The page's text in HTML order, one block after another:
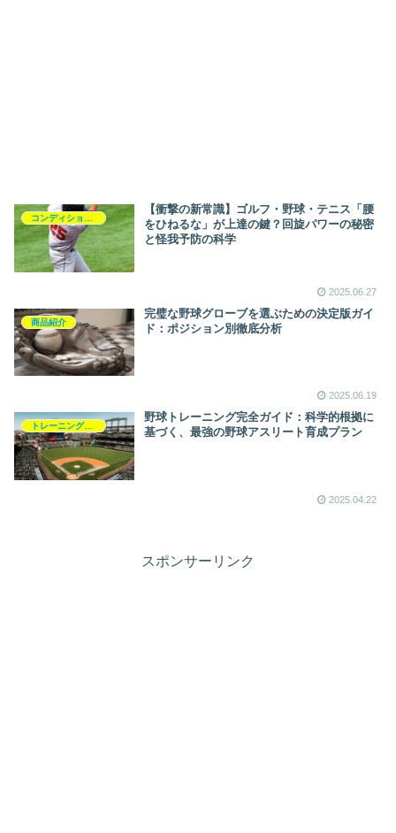
【衝撃の新常識】ゴルフ・野球・テニス「腰
をひねるな」が上達の鍵？回旋パワーの秘密
と怪我予防の科学
2025.06.27
商品紹介
完璧な野球グローブを選ぶための決定版ガイ
ド：ポジション別徹底分析
2025.06.19
トレーニングプログラム
野球トレーニング完全ガイド：科学的根拠に
基づく、最強の野球アスリート育成プラン
2025.04.22
スポンサーリンク